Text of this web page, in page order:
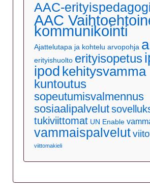
AAC-
AAC
kommunikointi
Ajattelutapa ja kohtelu arvopohja
erityishuolto erityisopetus
ipod kehitysvamma
kuntoutus
sopeutumisvalmennus
sosiaalipalvelut
tukiviittomat UN Enable
vammaispalvelut
viittomakieli